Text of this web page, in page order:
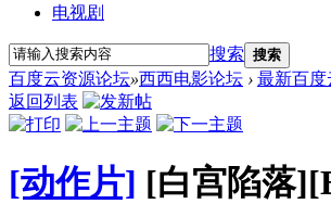
电视剧
搜索 搜索
百度云资源论坛»西西电影论坛 › 最新百度
返回列表
[动作片] [白宫陷落